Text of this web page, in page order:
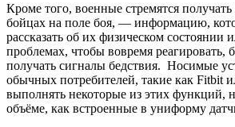
Кроме того, военные стремятся
бойцах на поле боя, — информацию,
рассказать об их физическом состоянии
проблемах, чтобы вовремя реагировать,
получать сигналы бедствия. Носимые
обычных потребителей, такие как Fitbit
выполнять некоторые из этих функций,
объёме, как встроенные в униформу